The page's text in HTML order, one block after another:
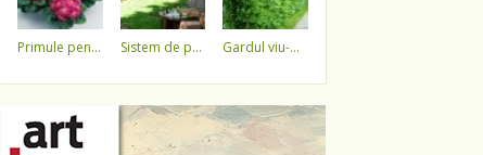
primule pentru 1 martie 3,5 lei / ghiveci !!!! sistem de pulverizare a apei gardul viu-minune!